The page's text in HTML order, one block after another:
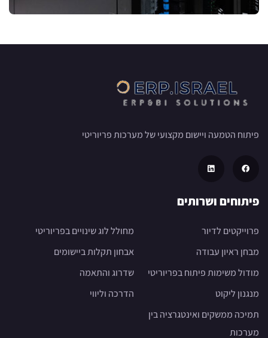
פיתוח הטמעה ויישום מקצועי של מערכות פריוריטי
פיתוחים ושרותים
פרוייקטים לדיור
מבחן ראיון עבודה
מודול משימות פיתוח בפריוריטי
מנגנון ליקוט
תמיכה ממשקים ואינטגרציה בין
מערכות
מחולל לוג שינויים בפריוריטי
אבחון תקלות ביישומים
שדרוג והתאמה
הדרכה וליווי